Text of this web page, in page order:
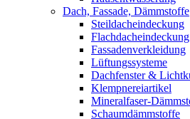
Dach, Fassade, Dämmstoffe
Steildacheindeckung
Flachdacheindeckung
Fassadenverkleidung
Lüftungssysteme
Dachfenster &
Klempnereiartikel
Mineralfaser-
Schaumdämmstoffe